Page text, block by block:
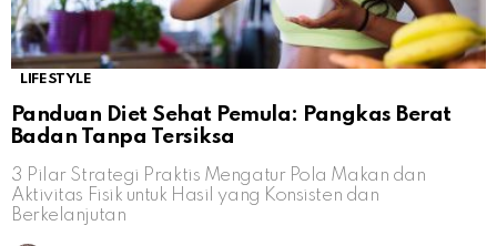
LIFESTYLE
Panduan Diet Sehat Pemula: Pangkas Berat
Badan Tanpa Tersiksa
3 Pilar Strategi Praktis Mengatur Pola Makan dan
Aktivitas Fisik untuk Hasil yang Konsisten dan
Berkelanjutan